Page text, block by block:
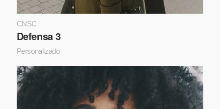
CNSC
Defensa 3
Personalizado